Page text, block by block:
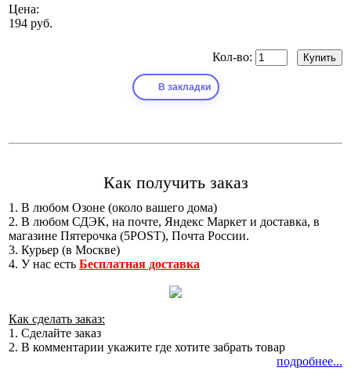
Цена:
194 руб.
Кол-во:
В закладки
Как получить заказ
1. В любом Озоне (около вашего дома)
2. В любом СДЭК, на почте, Яндекс Маркет и доставка, в
магазине Пятерочка (5POST), Почта России.
3. Курьер (в Москве)
4. У нас есть Бесплатная доставка
Как сделать заказ:
1. Сделайте заказ
2. В комментарии укажите где хотите забрать товар
подробнее...